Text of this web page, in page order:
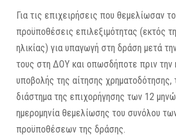
Για τις επιχειρήσεις που θεμελίωσαν
προϋποθέσεις επιλεξιμότητας (εκτός
ηλικίας) για υπαγωγή στη δράση μετά
τους στη ΔΟΥ και οπωσδήποτε πριν την
υποβολής της αίτησης χρηματοδότησης,
διάστημα της επιχορήγησης των 12
ημερομηνία θεμελίωσης του συνόλου
προϋποθέσεων της δράσης.